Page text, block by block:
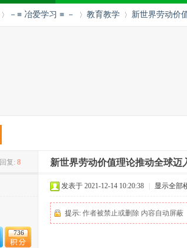
－≡ 冶爱学习 ≡ － 教育教学 新世界劳动价
回复: 8 新世界劳动价值理论推动全球迈
736
发表于 2021-12-14 10:20:38 显示全部
提示: 作者被禁止或删除 内容自动屏蔽